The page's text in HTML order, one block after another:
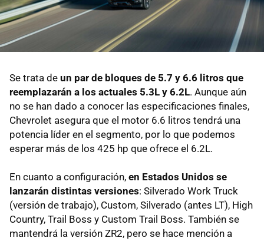
Se trata de un par de bloques de 5.7 y 6.6 litros que
reemplazarán a los actuales 5.3L y 6.2L. Aunque aún
no se han dado a conocer las especificaciones finales,
Chevrolet asegura que el motor 6.6 litros tendrá una
potencia líder en el segmento, por lo que podemos
esperar más de los 425 hp que ofrece el 6.2L.
En cuanto a configuración, en Estados Unidos se
lanzarán distintas versiones: Silverado Work Truck
(versión de trabajo), Custom, Silverado (antes LT), High
Country, Trail Boss y Custom Trail Boss. También se
mantendrá la versión ZR2, pero se hace mención a